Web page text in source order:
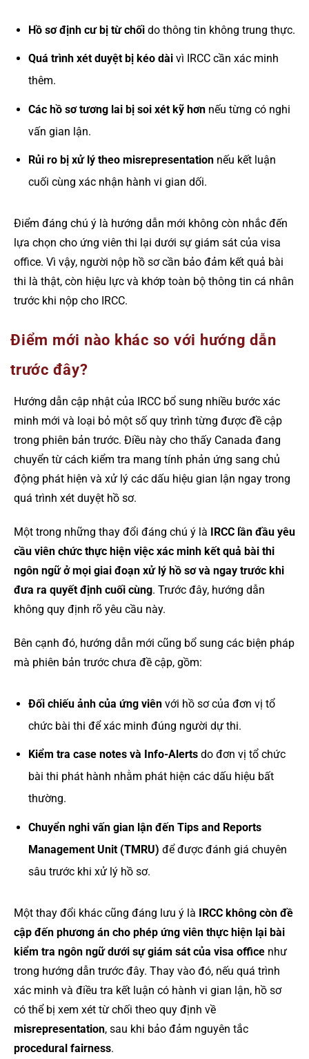
Hồ sơ định cư bị từ chốido thông tin không trung thực.
Quá trình xét duyệt bị kéo dàivì IRCC cần xác minh
thêm.
Các hồ sơ tương lai bị soi xét kỹ hơnnếu từng có nghi
vấn gian lận.
Rủi ro bị xử lý theo misrepresentationnếu kết luận
cuối cùng xác nhận hành vi gian dối.
Điểm đáng chú ý là hướng dẫn mới không còn nhắc đến
lựa chọn cho ứng viên thi lại dưới sự giám sát của visa
office. Vì vậy, người nộp hồ sơ cần bảo đảm kết quả bài
thi là thật, còn hiệu lực và khớp toàn bộ thông tin cá nhân
trước khi nộp cho IRCC.
Điểm mới nào khác so với hướng dẫn
trước đây?
Hướng dẫn cập nhật của IRCC bổ sung nhiều bước xác
minh mới và loại bỏ một số quy trình từng được đề cập
trong phiên bản trước. Điều này cho thấy Canada đang
chuyển từ cách kiểm tra mang tính phản ứng sang chủ
động phát hiện và xử lý các dấu hiệu gian lận ngay trong
quá trình xét duyệt hồ sơ.
Một trong những thay đổi đáng chú ý là IRCC lần đầu yêu
cầu viên chức thực hiện việc xác minh kết quả bài thi
ngôn ngữ ở mọi giai đoạn xử lý hồ sơ và ngay trước khi
đưa ra quyết định cuối cùng. Trước đây, hướng dẫn
không quy định rõ yêu cầu này.
Bên cạnh đó, hướng dẫn mới cũng bổ sung các biện pháp
mà phiên bản trước chưa đề cập, gồm:
Đối chiếu ảnh của ứng viênvới hồ sơ của đơn vị tổ
chức bài thi để xác minh đúng người dự thi.
Kiểm tra case notes và Info-Alertsdo đơn vị tổ chức
bài thi phát hành nhằm phát hiện các dấu hiệu bất
thường.
Chuyển nghi vấn gian lận đến Tips and Reports
Management Unit (TMRU) để được đánh giá chuyên
sâu trước khi xử lý hồ sơ.
Một thay đổi khác cũng đáng lưu ý là IRCC không còn đề
cập đến phương án cho phép ứng viên thực hiện lại bài
kiểm tra ngôn ngữ dưới sự giám sát của visa office như
trong hướng dẫn trước đây. Thay vào đó, nếu quá trình
xác minh và điều tra kết luận có hành vi gian lận, hồ sơ
có thể bị xem xét từ chối theo quy định về
misrepresentation, sau khi bảo đảm nguyên tắc
procedural fairness.